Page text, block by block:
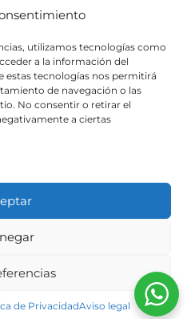
utilizamos tecnologías como
a la información del
estas tecnologías nos permitirá
de navegación o las
No consentir o retirar el
a ciertas
de PrivacidadAviso legal
nosotros
Epical-Q